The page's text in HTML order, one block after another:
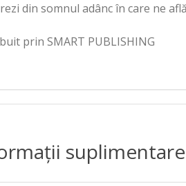
din somnul adânc în care ne
prin SMART PUBLISHING
suplimentare